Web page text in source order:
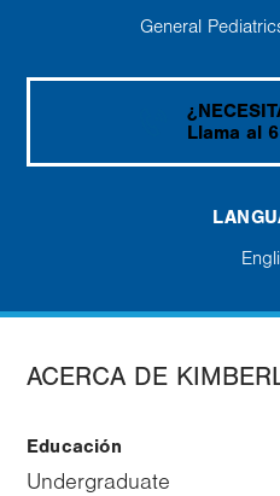
General
Llama al
ACERCA DE
Educación
Undergraduate